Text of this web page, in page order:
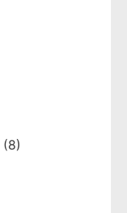
(8)